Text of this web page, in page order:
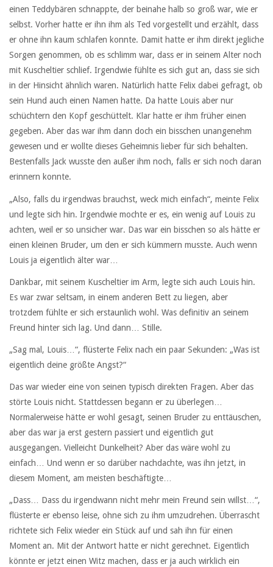
einen Teddybären schnappte, der beinahe halb so groß war, wie er
selbst. Vorher hatte er ihn ihm als Ted vorgestellt und erzählt, dass
er ohne ihn kaum schlafen konnte. Damit hatte er ihm direkt jegliche
Sorgen genommen, ob es schlimm war, dass er in seinem Alter noch
mit Kuscheltier schlief. Irgendwie fühlte es sich gut an, dass sie sich
in der Hinsicht ähnlich waren. Natürlich hatte Felix dabei gefragt, ob
sein Hund auch einen Namen hatte. Da hatte Louis aber nur
schüchtern den Kopf geschüttelt. Klar hatte er ihm früher einen
gegeben. Aber das war ihm dann doch ein bisschen unangenehm
gewesen und er wollte dieses Geheimnis lieber für sich behalten.
Bestenfalls Jack wusste den außer ihm noch, falls er sich noch daran
erinnern konnte.
„Also, falls du irgendwas brauchst, weck mich einfach“, meinte Felix
und legte sich hin. Irgendwie mochte er es, ein wenig auf Louis zu
achten, weil er so unsicher war. Das war ein bisschen so als hätte er
einen kleinen Bruder, um den er sich kümmern musste. Auch wenn
Louis ja eigentlich älter war…
Dankbar, mit seinem Kuscheltier im Arm, legte sich auch Louis hin.
Es war zwar seltsam, in einem anderen Bett zu liegen, aber
trotzdem fühlte er sich erstaunlich wohl. Was definitiv an seinem
Freund hinter sich lag. Und dann… Stille.
„Sag mal, Louis…“, flüsterte Felix nach ein paar Sekunden: „Was ist
eigentlich deine größte Angst?“
Das war wieder eine von seinen typisch direkten Fragen. Aber das
störte Louis nicht. Stattdessen begann er zu überlegen…
Normalerweise hätte er wohl gesagt, seinen Bruder zu enttäuschen,
aber das war ja erst gestern passiert und eigentlich gut
ausgegangen. Vielleicht Dunkelheit? Aber das wäre wohl zu
einfach… Und wenn er so darüber nachdachte, was ihn jetzt, in
diesem Moment, am meisten beschäftigte…
„Dass… Dass du irgendwann nicht mehr mein Freund sein willst…“,
flüsterte er ebenso leise, ohne sich zu ihm umzudrehen. Überrascht
richtete sich Felix wieder ein Stück auf und sah ihn für einen
Moment an. Mit der Antwort hatte er nicht gerechnet. Eigentlich
könnte er jetzt einen Witz machen, dass er ja auch wirklich ein